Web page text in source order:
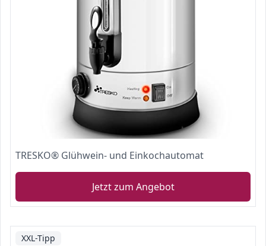
TRESKO® Glühwein- und Einkochautomat
Jetzt zum Angebot
XXL-Tipp